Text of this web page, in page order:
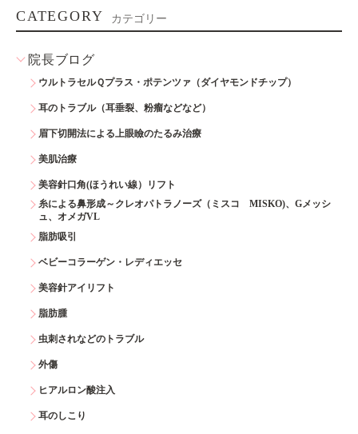
CATEGORY カテゴリー
院長ブログ
ウルトラセルＱプラス・ポテンツァ（ダイヤモンドチップ）
耳のトラブル（耳垂裂、粉瘤などなど）
眉下切開法による上眼瞼のたるみ治療
美肌治療
美容針口角(ほうれい線）リフト
糸による鼻形成～クレオパトラノーズ（ミスコ MISKO)、Gメッシ
ュ、オメガVL
脂肪吸引
ベビーコラーゲン・レディエッセ
美容針アイリフト
脂肪腫
虫刺されなどのトラブル
外傷
ヒアルロン酸注入
耳のしこり